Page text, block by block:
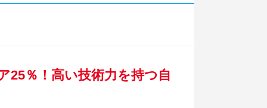
25％！高い技術力を持つ自